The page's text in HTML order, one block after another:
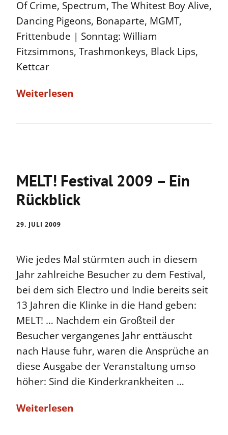
Of Crime, Spectrum, The Whitest Boy Alive,
Dancing Pigeons, Bonaparte, MGMT,
Frittenbude | Sonntag: William
Fitzsimmons, Trashmonkeys, Black Lips,
Kettcar
Weiterlesen
MELT! Festival 2009 – Ein
Rückblick
29. JULI 2009
Wie jedes Mal stürmten auch in diesem
Jahr zahlreiche Besucher zu dem Festival,
bei dem sich Electro und Indie bereits seit
13 Jahren die Klinke in die Hand geben:
MELT! … Nachdem ein Großteil der
Besucher vergangenes Jahr enttäuscht
nach Hause fuhr, waren die Ansprüche an
diese Ausgabe der Veranstaltung umso
höher: Sind die Kinderkrankheiten …
Weiterlesen